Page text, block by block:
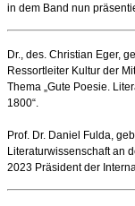
in dem Band nun
Dr., des. Christian Eger,
Ressortleiter Kultur der
Thema „Gute Poesie.
1800“.
Prof. Dr. Daniel Fulda,
Literaturwissenschaft an
2023 Präsident der